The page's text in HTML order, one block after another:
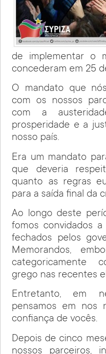
de implementar o
concederam em 25
O mandato que
com os nossos
com a
prosperidade e a
nosso país.
Era um mandato
que deveria
quanto as regras
para a saída final da
Ao longo deste
fomos convidados
fechados pelos
Memorandos,
categoricamente
grego nas recentes
Entretanto, em
pensamos em nos
confiança de vocês.
Depois de cinco
nossos parceiros,